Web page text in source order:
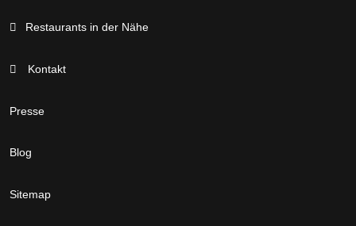
Restaurants in der Nähe
Kontakt
Presse
Blog
Sitemap